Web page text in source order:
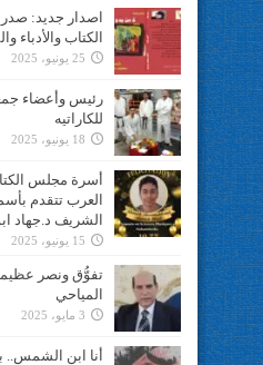
اصدار جديد:
الكتاب والأدباء
25 يونيو، 2025
رئيس وأعضاء
للكاراتيه
18 يونيو، 2025
أسرة مجلس
العرب تتقدم
الشريف د.جهاد
15 يونيو، 2025
تفوُّق ونصر
المياحي
3 مايو، 2025
أنا ابن الشمس..